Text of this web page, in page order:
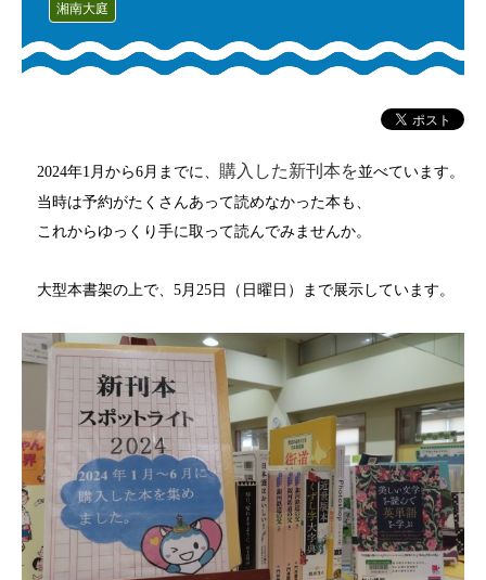
湘南大庭
2024年1月から6月までに、 購入した新刊本を並べています。
当時は予約がたくさんあって読めなかった本も、
これからゆっくり手に取って読んでみませんか。
大型本書架の上で、5月25日（日曜日）まで展示しています。